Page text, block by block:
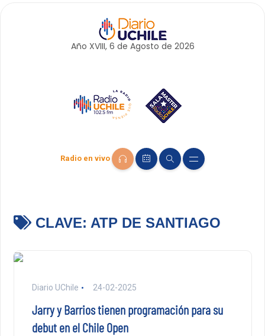
Año XVIII, 6 de Agosto de 2026
Radio en vivo
CLAVE: ATP DE SANTIAGO
Diario UChile 24-02-2025
Jarry y Barrios tienen programación para su
debut en el Chile Open